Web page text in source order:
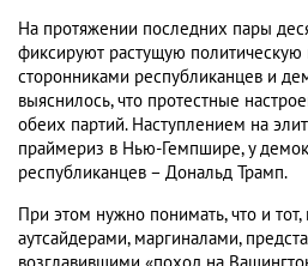
На протяжении последних пары
фиксируют растущую
сторонниками республиканцев и
выяснилось, что протестные
обеих партий. Наступлением на
праймериз в Нью-Гемпшире, у
республиканцев – Дональд Трамп.
При этом нужно понимать, что и
аутсайдерами, маргиналами,